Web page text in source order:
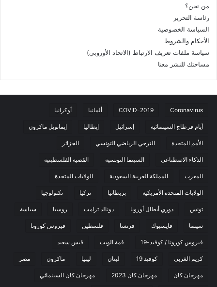
من نحن؟
رئاسة التحرير
السياسة الخصوصية
الأحكام والشروط
سياسة ملفات تعريف الارتباط (الاتحاد الأوروبي)
مساحتك للنشر معنا
Coronavirus
COVID-2019 ألمانيا أوكرانيا
أيام قرطاج السينمائية إسرائيل إيطاليا إيمانويل ماكرون
الأمم المتحدة الترجي الرياضي التونسي الجزائر
الذكاء الاصطناعي السينما التونسية القضية الفلسطينية
المغرب المملكة العربية السعودية الولايات المتحدة
الولايات المتحدة الأمريكية بريطانيا تركيا تكنولوجيا
تونس دوري أبطال أوروبا دونالد ترامب روسيا سياسة
سينما فايسبوك فرنسا فلسطين فيروس كورونا
فيروس كورونا / كوفيد-19 قمة الويب قيس سعيد
كريم الغربي كوفيد 19 لبنان ليبيا ماكرون مصر
مهرجان كان مهرجان كان 2023 مهرجان كان السينمائي